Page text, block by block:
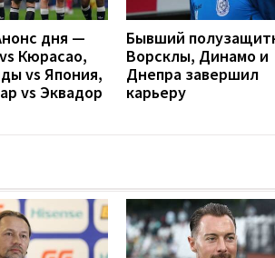
дня —
Кюрасао,
vs Япония,
vs Эквадор
Бывший
Ворсклы, Динамо и
Днепра завершил
карьеру